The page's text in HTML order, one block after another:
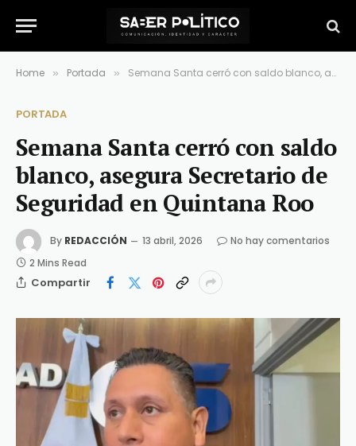
Home » Portada » Semana Santa cerró con saldo blanco, asegura Secretario de Seguridad en Quintana Roo
PORTADA
Semana Santa cerró con saldo
blanco, asegura Secretario de
Seguridad en Quintana Roo
By REDACCIÓN 13 abril, 2026
No hay comentarios
2 Mins Read
Compartir